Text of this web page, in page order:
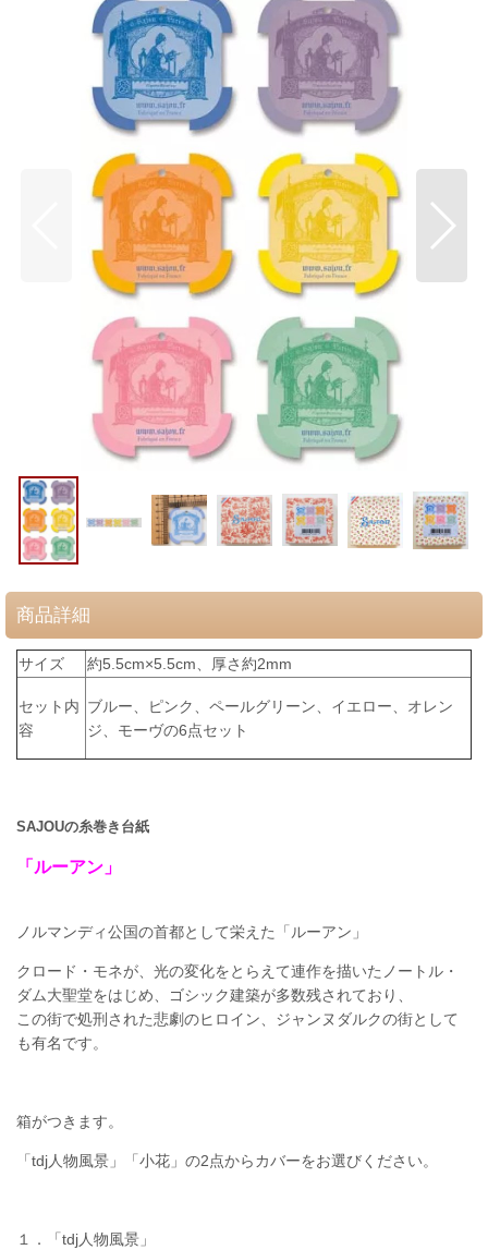
商品詳細
サイズ 約5.5cm×5.5cm、厚さ約2mm
セット内
容
ブルー、ピンク、 ペールグリーン、イエロー、オレン
ジ、モーヴの6点セット
SAJOUの糸巻き台紙
「ルーアン」
ノルマンディ公国の首都として栄えた「ルーアン」
クロード・モネが、光の変化をとらえて連作を描いたノートル・
ダム大聖堂をはじめ、ゴシック建築が多数残されており、
この街で処刑された悲劇のヒロイン、ジャンヌダルクの街として
も有名です。
箱がつきます。
「tdj人物風景」「小花」の2点からカバーをお選びください。
１．「tdj人物風景」